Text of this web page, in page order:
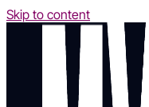
Skip to content